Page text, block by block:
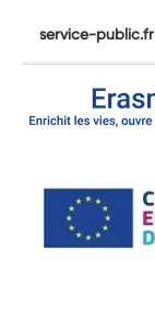
service-public.fr